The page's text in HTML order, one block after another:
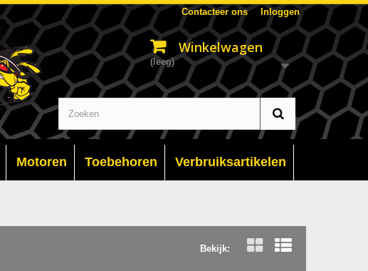
Inloggen
Contacteer ons
Winkelwagen
(leeg)
Motoren Toebehoren Verbruiksartikelen
Bekijk: